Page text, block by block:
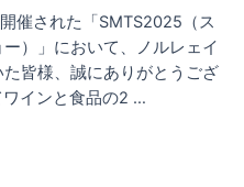
催された「SMTS2025（ス
）」において、ノルレェイ
皆様、誠にありがとうござ
ワインと食品の2 …